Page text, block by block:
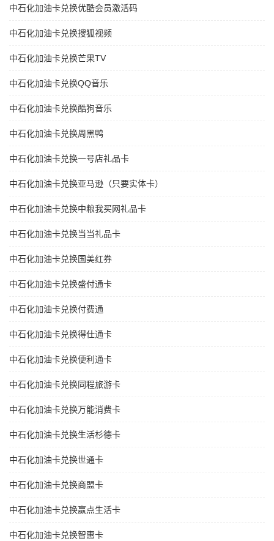
中石化加油卡兑换优酷会员激活码
中石化加油卡兑换搜狐视频
中石化加油卡兑换芒果TV
中石化加油卡兑换QQ音乐
中石化加油卡兑换酷狗音乐
中石化加油卡兑换周黑鸭
中石化加油卡兑换一号店礼品卡
中石化加油卡兑换亚马逊（只要实体卡）
中石化加油卡兑换中粮我买网礼品卡
中石化加油卡兑换当当礼品卡
中石化加油卡兑换国美红券
中石化加油卡兑换盛付通卡
中石化加油卡兑换付费通
中石化加油卡兑换得仕通卡
中石化加油卡兑换便利通卡
中石化加油卡兑换同程旅游卡
中石化加油卡兑换万能消费卡
中石化加油卡兑换生活杉德卡
中石化加油卡兑换世通卡
中石化加油卡兑换商盟卡
中石化加油卡兑换赢点生活卡
中石化加油卡兑换智惠卡